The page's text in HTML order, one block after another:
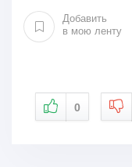
Добавить
в мою ленту
0